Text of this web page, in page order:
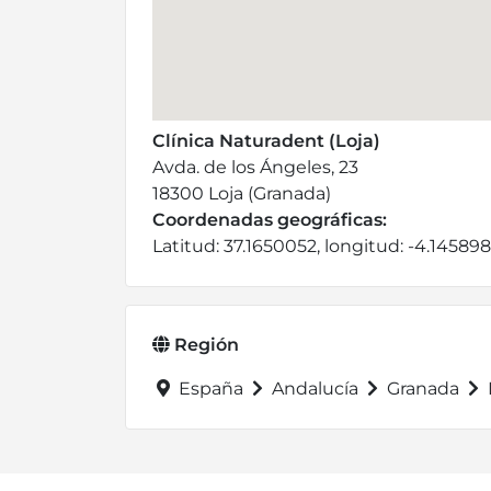
Clínica Naturadent (Loja)
Avda. de los Ángeles, 23
18300 Loja (Granada)
Coordenadas geográficas:
Latitud: 37.1650052, longitud: -
Región
España Andalucía Granada